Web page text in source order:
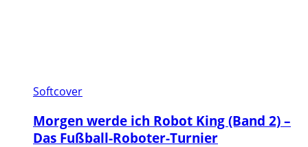
Softcover
Morgen werde ich Robot King (Band 2) –
Das Fußball-Roboter-Turnier